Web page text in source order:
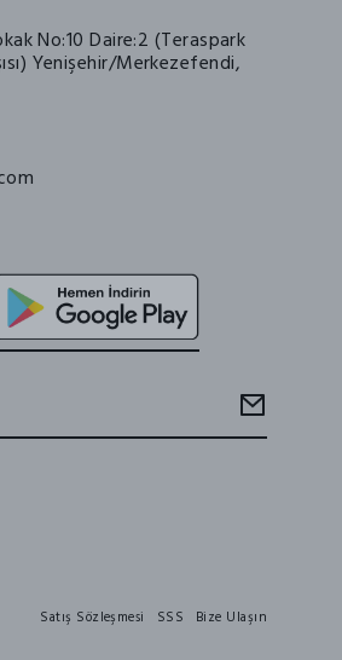
No:10 Daire:2 (Teraspark
Yenişehir/Merkezefendi,
Satış Sözleşmesi SSS Bize Ulaşın